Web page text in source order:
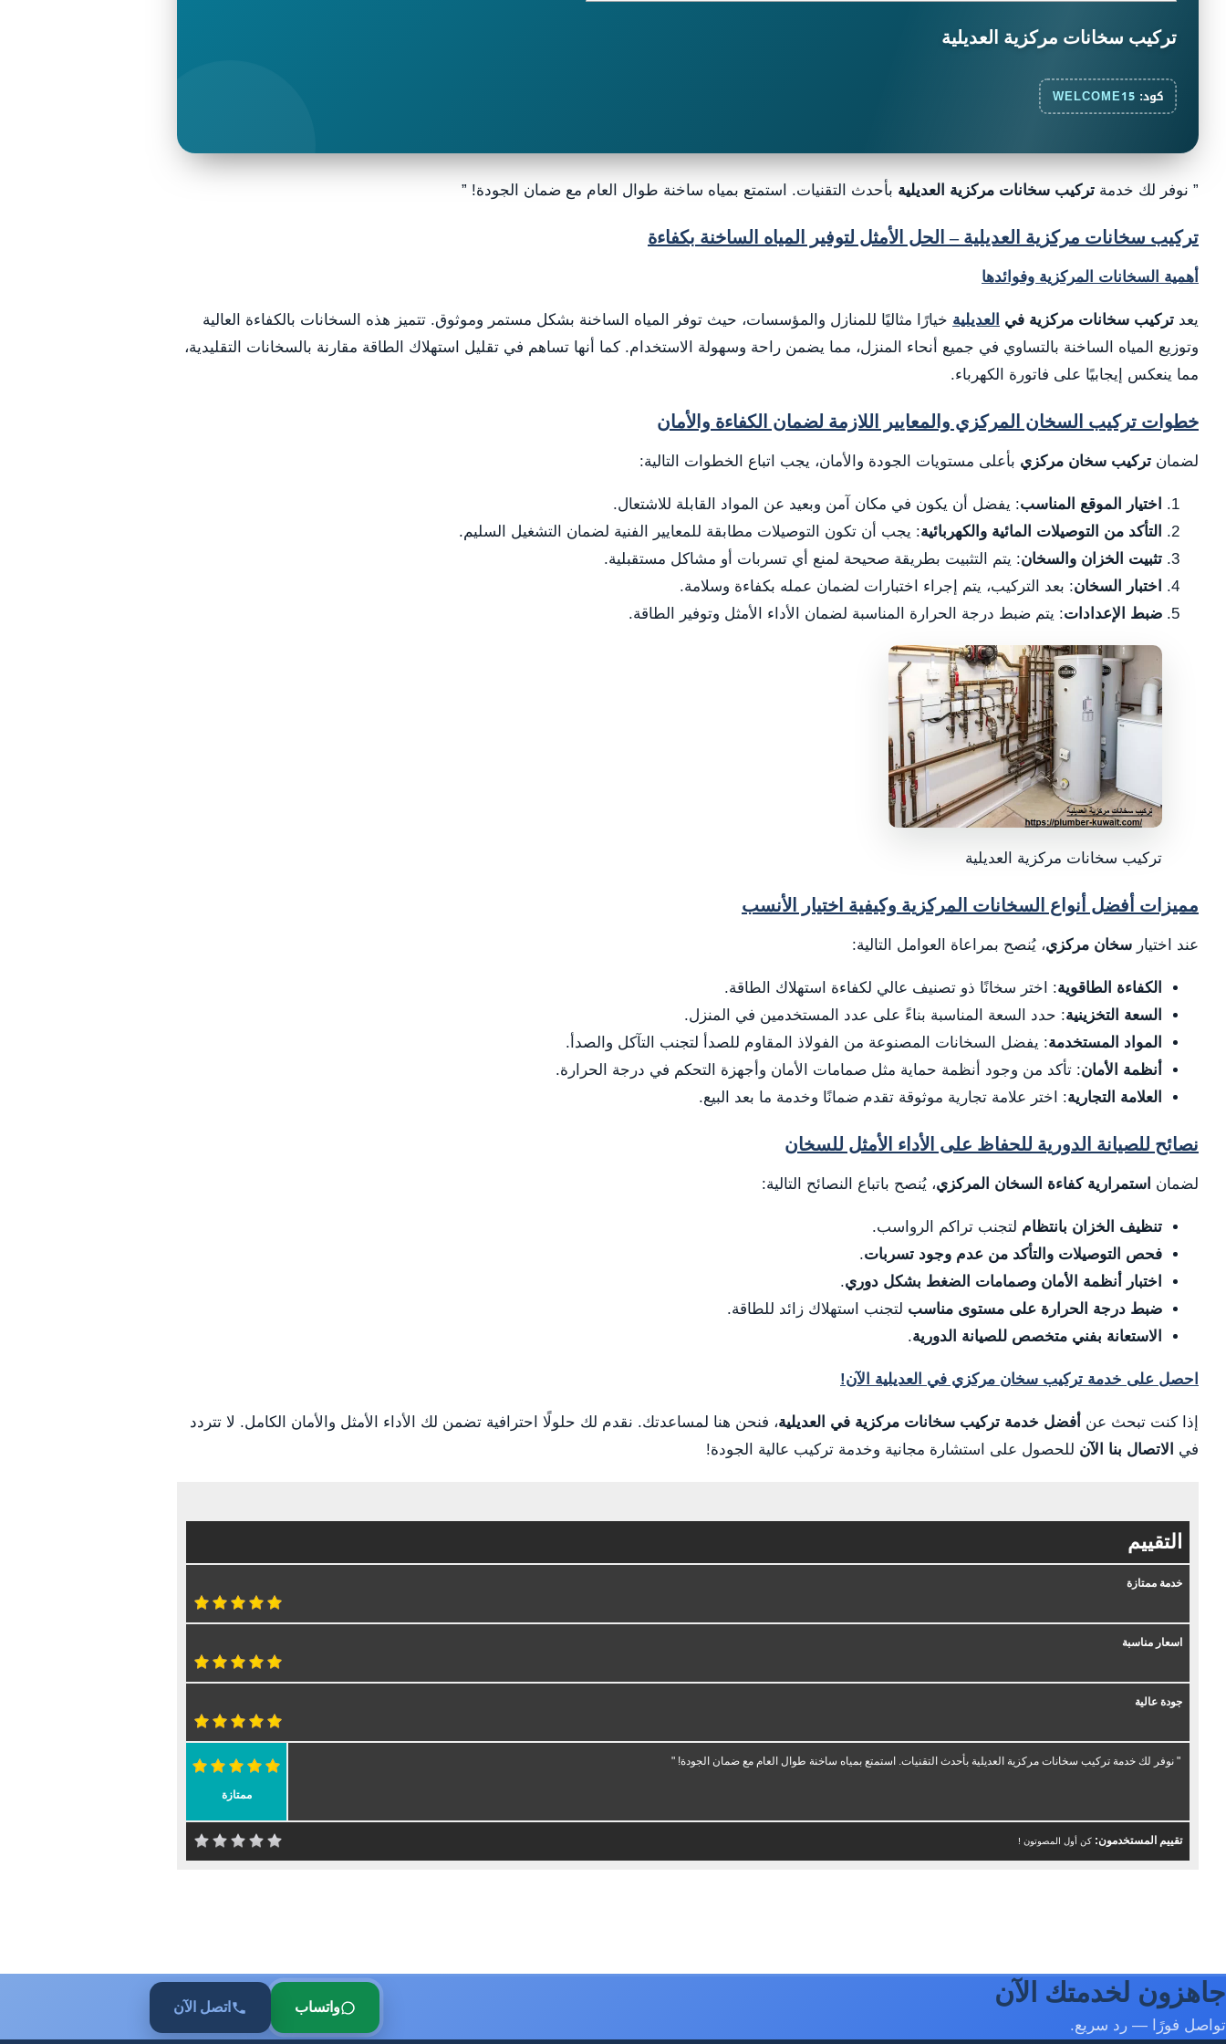
تركيب سخانات مركزية العديلية
كود: WELCOME15
” نوفر لك خدمة تركيب سخانات مركزية العديلية بأحدث التقنيات. استمتع بمياه ساخنة طوال العام مع ضمان الجودة! ”
تركيب سخانات مركزية العديلية – الحل الأمثل لتوفير المياه الساخنة بكفاءة
أهمية السخانات المركزية وفوائدها
يعد تركيب سخانات مركزية في العديلية خيارًا مثاليًا للمنازل والمؤسسات، حيث توفر المياه الساخنة بشكل مستمر وموثوق. تتميز هذه السخانات بالكفاءة العالية
وتوزيع المياه الساخنة بالتساوي في جميع أنحاء المنزل، مما يضمن راحة وسهولة الاستخدام. كما أنها تساهم في تقليل استهلاك الطاقة مقارنة بالسخانات التقليدية،
مما ينعكس إيجابيًا على فاتورة الكهرباء.
خطوات تركيب السخان المركزي والمعايير اللازمة لضمان الكفاءة والأمان
لضمان تركيب سخان مركزي بأعلى مستويات الجودة والأمان، يجب اتباع الخطوات التالية:
اختيار الموقع المناسب: يفضل أن يكون في مكان آمن وبعيد عن المواد القابلة للاشتعال.
التأكد من التوصيلات المائية والكهربائية: يجب أن تكون التوصيلات مطابقة للمعايير الفنية لضمان التشغيل السليم.
تثبيت الخزان والسخان: يتم التثبيت بطريقة صحيحة لمنع أي تسربات أو مشاكل مستقبلية.
اختبار السخان: بعد التركيب، يتم إجراء اختبارات لضمان عمله بكفاءة وسلامة.
ضبط الإعدادات: يتم ضبط درجة الحرارة المناسبة لضمان الأداء الأمثل وتوفير الطاقة.
تركيب سخانات مركزية العديلية
مميزات أفضل أنواع السخانات المركزية وكيفية اختيار الأنسب
عند اختيار سخان مركزي، يُنصح بمراعاة العوامل التالية:
الكفاءة الطاقوية: اختر سخانًا ذو تصنيف عالي لكفاءة استهلاك الطاقة.
السعة التخزينية: حدد السعة المناسبة بناءً على عدد المستخدمين في المنزل.
المواد المستخدمة: يفضل السخانات المصنوعة من الفولاذ المقاوم للصدأ لتجنب التآكل والصدأ.
أنظمة الأمان: تأكد من وجود أنظمة حماية مثل صمامات الأمان وأجهزة التحكم في درجة الحرارة.
العلامة التجارية: اختر علامة تجارية موثوقة تقدم ضمانًا وخدمة ما بعد البيع.
نصائح للصيانة الدورية للحفاظ على الأداء الأمثل للسخان
لضمان استمرارية كفاءة السخان المركزي، يُنصح باتباع النصائح التالية:
تنظيف الخزان بانتظام لتجنب تراكم الرواسب.
فحص التوصيلات والتأكد من عدم وجود تسربات.
اختبار أنظمة الأمان وصمامات الضغط بشكل دوري.
ضبط درجة الحرارة على مستوى مناسب لتجنب استهلاك زائد للطاقة.
الاستعانة بفني متخصص للصيانة الدورية.
احصل على خدمة تركيب سخان مركزي في العديلية الآن!
إذا كنت تبحث عن أفضل خدمة تركيب سخانات مركزية في العديلية، فنحن هنا لمساعدتك. نقدم لك حلولًا احترافية تضمن لك الأداء الأمثل والأمان الكامل. لا تتردد
في
الاتصال بنا الآن للحصول على استشارة مجانية وخدمة تركيب عالية الجودة!
التقييم
خدمة ممتازة
اسعار مناسبة
جودة عالية
ممتازة
" نوفر لك خدمة تركيب سخانات مركزية العديلية بأحدث التقنيات. استمتع بمياه ساخنة طوال العام مع ضمان الجودة! "
تقييم المستخدمون: كن أول المصوتون !
جاهزون لخدمتك الآن
تواصل فورًا — رد سريع.
واتساب اتصل الآن